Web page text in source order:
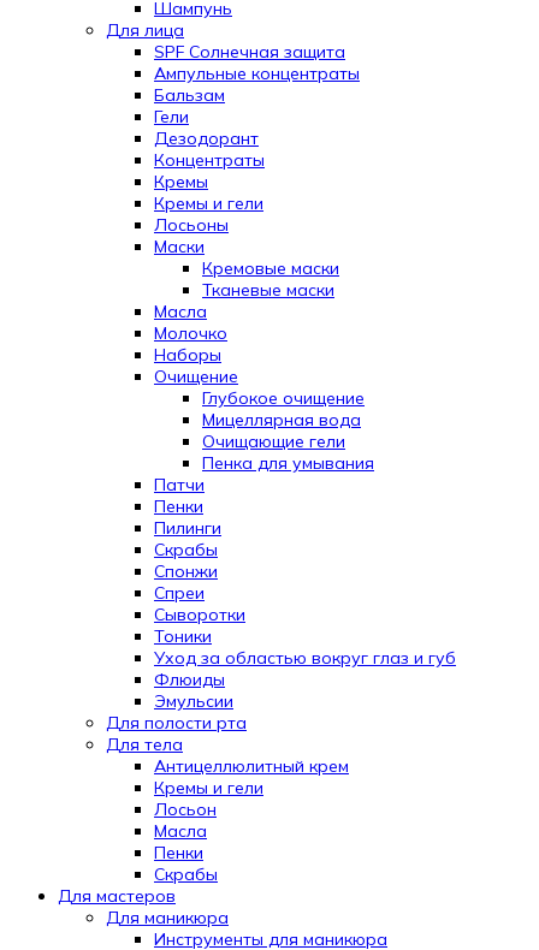
Шампунь
Для лица
SPF Солнечная защита
Ампульные концентраты
Бальзам
Гели
Дезодорант
Концентраты
Кремы
Кремы и гели
Лосьоны
Маски
Кремовые маски
Тканевые маски
Масла
Молочко
Наборы
Очищение
Глубокое очищение
Мицеллярная вода
Очищающие гели
Пенка для умывания
Патчи
Пенки
Пилинги
Скрабы
Спонжи
Спреи
Сыворотки
Тоники
Уход за областью вокруг глаз и губ
Флюиды
Эмульсии
Для полости рта
Для тела
Антицеллюлитный крем
Кремы и гели
Лосьон
Масла
Пенки
Скрабы
Для мастеров
Для маникюра
Инструменты для маникюра